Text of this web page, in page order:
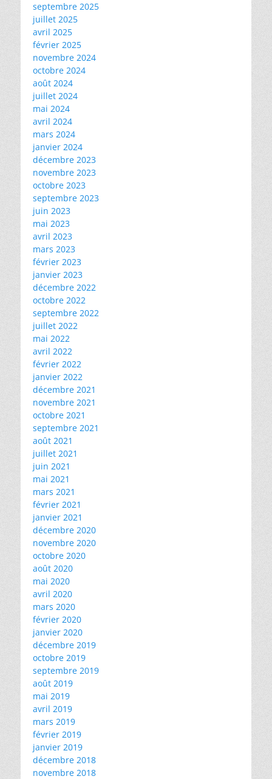
septembre 2025
juillet 2025
avril 2025
février 2025
novembre 2024
octobre 2024
août 2024
juillet 2024
mai 2024
avril 2024
mars 2024
janvier 2024
décembre 2023
novembre 2023
octobre 2023
septembre 2023
juin 2023
mai 2023
avril 2023
mars 2023
février 2023
janvier 2023
décembre 2022
octobre 2022
septembre 2022
juillet 2022
mai 2022
avril 2022
février 2022
janvier 2022
décembre 2021
novembre 2021
octobre 2021
septembre 2021
août 2021
juillet 2021
juin 2021
mai 2021
mars 2021
février 2021
janvier 2021
décembre 2020
novembre 2020
octobre 2020
août 2020
mai 2020
avril 2020
mars 2020
février 2020
janvier 2020
décembre 2019
octobre 2019
septembre 2019
août 2019
mai 2019
avril 2019
mars 2019
février 2019
janvier 2019
décembre 2018
novembre 2018